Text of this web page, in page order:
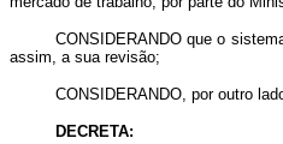
CONSIDERANDO que o
assim, a sua revisão;
CONSIDERANDO, por outro
DECRETA: